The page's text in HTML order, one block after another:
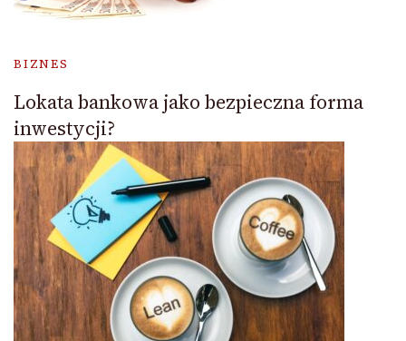
BIZNES
Lokata bankowa jako bezpieczna forma
inwestycji?